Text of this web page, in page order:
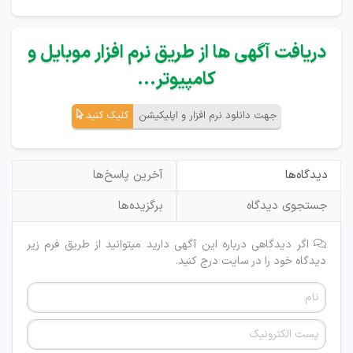
دریافت آگهی ها از طریق نرم افزار موبایل و
کامپیوتر...
جهت دانلود نرم افزار و اپلیکیشن کلیک کنید
دیدگاه‌ها
آخرین پاسخ‌ها
جستجوی دیدگاه
برگزیده‌ها
اگر دیدگاهی درباره این آگهی دارید میتوانید از طریق فرم زیر
دیدگاه خود را در سایت درج کنید.